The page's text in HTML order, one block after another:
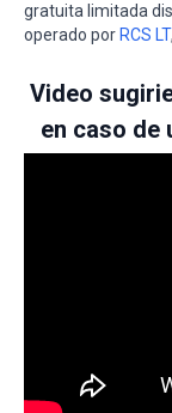
gratuita limitada
operado por RCS LT
Video
en caso de